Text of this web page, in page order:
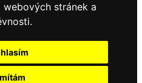
stránek a